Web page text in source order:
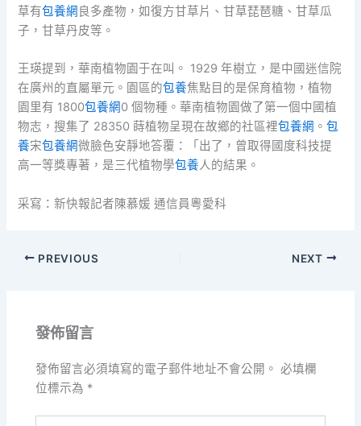
草有包養網 良多產物，如復方甘草片、甘草琵琶糖、甘草瓜
子，甘草丹皮等。
王瑛提到，華南植物園于在叫。 1929 年樹立，是中國迷信院
在廣州的直屬單元。園區的包養焦點目的是保育植物，植物
園里有 1800包養網0 個物種。華南植物園做了第一個中國植
物志，搜集了 28350 蒔植物呈現在故鄉的社區裡包養網 。包
養宋包養網微臉色安靜地答覆：「出了，曾取得國度科技提
高一等獎專著，是三代植物學包養人的結果。
采寫：新快報記者陳慕媛 通信員粵愛科
PREVIOUS NEXT
發佈留言
發佈留言必須填寫的電子郵件地址不會公開。 必填欄
位標示為 *